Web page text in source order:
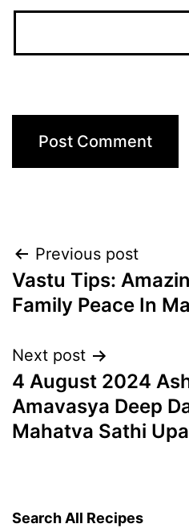
Post
navigation
Previous post
Vastu Tips:
Family Peace In
Next post
4 August 2024
Amavasya Deep
Mahatva Sathi
Search All Recipes